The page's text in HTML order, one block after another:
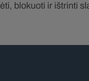
blokuoti ir ištrinti